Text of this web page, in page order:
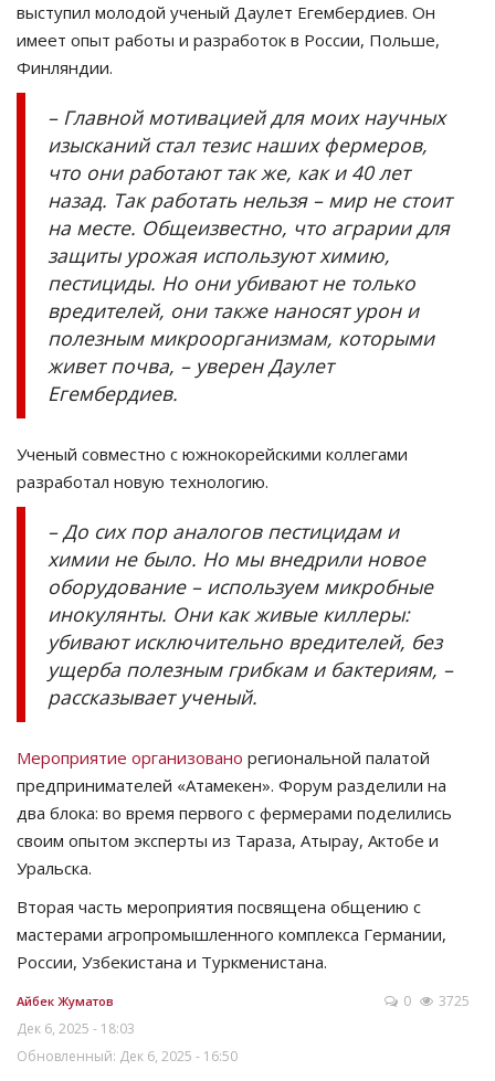
выступил молодой ученый Даулет Егембердиев. Он
имеет опыт работы и разработок в России, Польше,
Финляндии.
– Главной мотивацией для моих научных
изысканий стал тезис наших фермеров,
что они работают так же, как и 40 лет
назад. Так работать нельзя – мир не стоит
на месте. Общеизвестно, что аграрии для
защиты урожая используют химию,
пестициды. Но они убивают не только
вредителей, они также наносят урон и
полезным микроорганизмам, которыми
живет почва, – уверен Даулет
Егембердиев.
Ученый совместно с южнокорейскими коллегами
разработал новую технологию.
– До сих пор аналогов пестицидам и
химии не было. Но мы внедрили новое
оборудование – используем микробные
инокулянты. Они как живые киллеры:
убивают исключительно вредителей, без
ущерба полезным грибкам и бактериям, –
рассказывает ученый.
Мероприятие организовано региональной палатой
предпринимателей «Атамекен». Форум разделили на
два блока: во время первого с фермерами поделились
своим опытом эксперты из Тараза, Атырау, Актобе и
Уральска.
Вторая часть мероприятия посвящена общению с
мастерами агропромышленного комплекса Германии,
России, Узбекистана и Туркменистана.
Айбек Жуматов
Дек 6, 2025 - 18:03
Обновленный: Дек 6, 2025 - 16:50
0 3725